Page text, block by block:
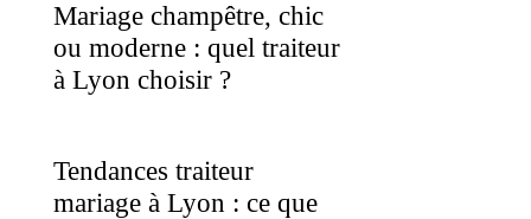
Mariage champêtre, chic
ou moderne : quel traiteur
à Lyon choisir ?
Tendances traiteur
mariage à Lyon : ce que